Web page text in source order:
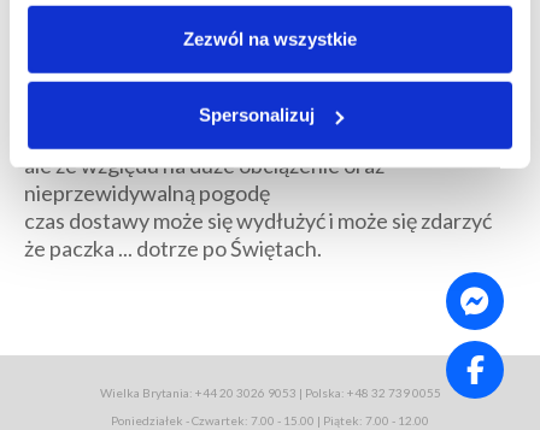
Zezwól na wszystkie
Spersonalizuj
------------------------------
Przypominamy, że jeśli paczka ma zdążyć na Święta
Bożego Narodzenia to bezpiecznie ją nadać do 11
ale ze względu na duże obciążenie oraz
nieprzewidywalną pogodę
czas dostawy może się wydłużyć i może się zdarzyć
że paczka ... dotrze po Świętach.
Wielka Brytania: +44 20 3026 9053 | Polska: +48 32 739 0055
Poniedziałek - Czwartek: 7.00 - 15.00 | Piątek: 7.00 - 12.00